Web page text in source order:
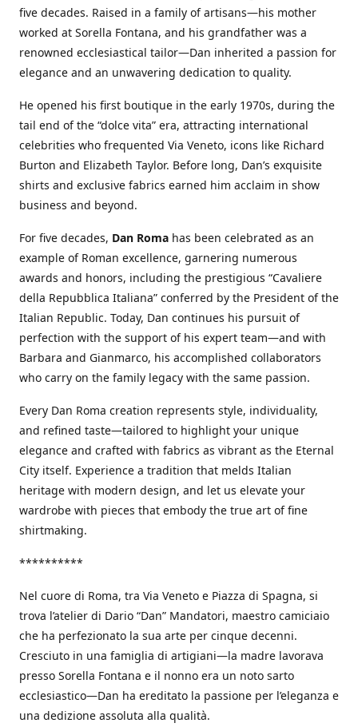
five decades. Raised in a family of artisans—his mother
worked at Sorella Fontana, and his grandfather was a
renowned ecclesiastical tailor—Dan inherited a passion for
elegance and an unwavering dedication to quality.
He opened his first boutique in the early 1970s, during the
tail end of the “dolce vita” era, attracting international
celebrities who frequented Via Veneto, icons like Richard
Burton and Elizabeth Taylor. Before long, Dan’s exquisite
shirts and exclusive fabrics earned him acclaim in show
business and beyond.
For five decades, Dan Roma has been celebrated as an
example of Roman excellence, garnering numerous
awards and honors, including the prestigious “Cavaliere
della Repubblica Italiana” conferred by the President of the
Italian Republic. Today, Dan continues his pursuit of
perfection with the support of his expert team—and with
Barbara and Gianmarco, his accomplished collaborators
who carry on the family legacy with the same passion.
Every Dan Roma creation represents style, individuality,
and refined taste—tailored to highlight your unique
elegance and crafted with fabrics as vibrant as the Eternal
City itself. Experience a tradition that melds Italian
heritage with modern design, and let us elevate your
wardrobe with pieces that embody the true art of fine
shirtmaking.
**********
Nel cuore di Roma, tra Via Veneto e Piazza di Spagna, si
trova l’atelier di Dario “Dan” Mandatori, maestro camiciaio
che ha perfezionato la sua arte per cinque decenni.
Cresciuto in una famiglia di artigiani—la madre lavorava
presso Sorella Fontana e il nonno era un noto sarto
ecclesiastico—Dan ha ereditato la passione per l’eleganza e
una dedizione assoluta alla qualità.